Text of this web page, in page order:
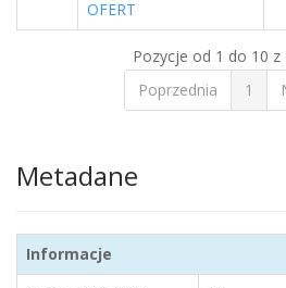
OFERT
Pozycje od 1 do 10 z
Poprzednia
1
Metadane
Informacje